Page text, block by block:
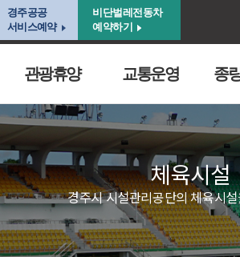
경주공공
서비스예약
비단벌레전동차
예약하기
관광휴양 교통운영 종
체육시설
경주시 시설관리공단의 체육시